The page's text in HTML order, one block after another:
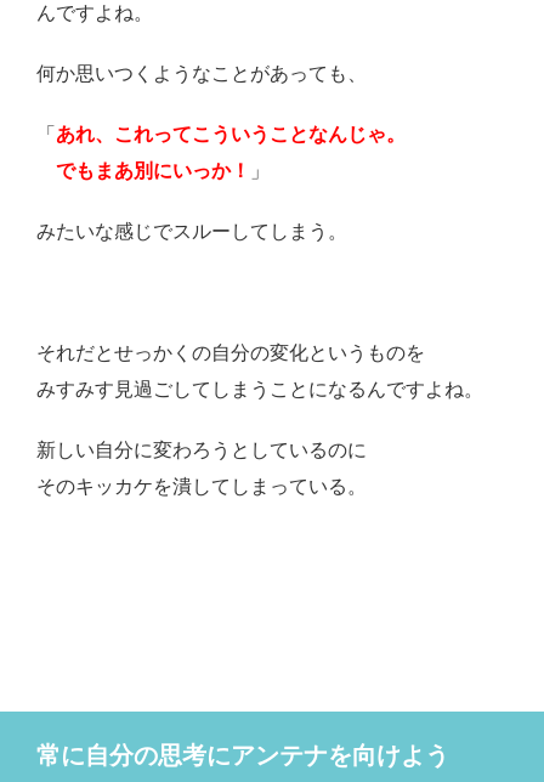
んですよね。
何か思いつくようなことがあっても、
「 あれ、これってこういうことなんじゃ。
でもまあ別にいっか！
」
みたいな感じでスルーしてしまう。
それだとせっかくの自分の変化というものを
みすみす見過ごしてしまうことになるんですよね。
新しい自分に変わろうとしているのに
そのキッカケを潰してしまっている。
常に自分の思考にアンテナを向けよう